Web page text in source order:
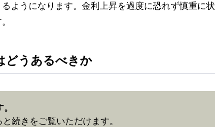
ようになります。金利上昇を過度に恐れず慎重に状
どうあるべきか
続きをご覧いただけます。